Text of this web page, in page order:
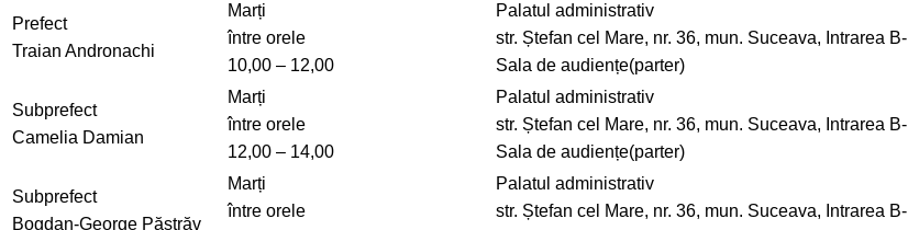
Prefect
Traian Andronachi
Marți
între orele
10,00 – 12,00
Palatul administrativ
str. Ștefan cel Mare, nr. 36, mun. Suceava, Intrarea B-
Sala de audiențe(parter)
Subprefect
Camelia Damian
Marți
între orele
12,00 – 14,00
Palatul administrativ
str. Ștefan cel Mare, nr. 36, mun. Suceava, Intrarea B-
Sala de audiențe(parter)
Subprefect
Bogdan-George Păstrăv
Marți
între orele
Palatul administrativ
str. Ștefan cel Mare, nr. 36, mun. Suceava, Intrarea B-